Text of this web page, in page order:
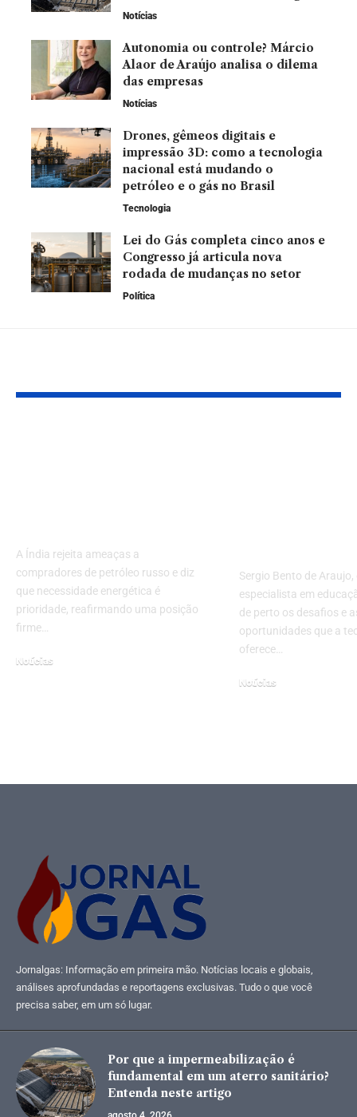
Notícias
Autonomia ou controle? Márcio
Alaor de Araújo analisa o dilema
das empresas
Notícias
Drones, gêmeos digitais e
impressão 3D: como a tecnologia
nacional está mudando o
petróleo e o gás no Brasil
Tecnologia
Lei do Gás completa cinco anos e
Congresso já articula nova
rodada de mudanças no setor
Política
A Índia rejeita ameaças a
compradores de petróleo russo e diz
que necessidade energética é
prioridade, reafirmando uma posição
firme…
Notícias
Sergio Bento de
especialista em
de perto os desafios e
oportunidades que a
oferece…
Notícias
Jornalgas: Informação em primeira mão. Notícias locais e globais,
análises aprofundadas e reportagens exclusivas. Tudo o que você
precisa saber, em um só lugar.
Por que a impermeabilização é
fundamental em um aterro sanitário?
Entenda neste artigo